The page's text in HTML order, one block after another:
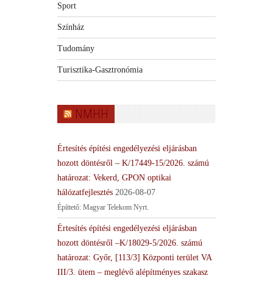
Sport
Színház
Tudomány
Turisztika-Gasztronómia
NMHH
Értesítés építési engedélyezési eljárásban
hozott döntésről – K/17449-15/2026. számú
határozat: Vekerd, GPON optikai
hálózatfejlesztés 2026-08-07
Építtető: Magyar Telekom Nyrt.
Értesítés építési engedélyezési eljárásban
hozott döntésről –K/18029-5/2026. számú
határozat: Győr, [113/3] Központi terület VA
III/3. ütem – meglévő alépítményes szakasz